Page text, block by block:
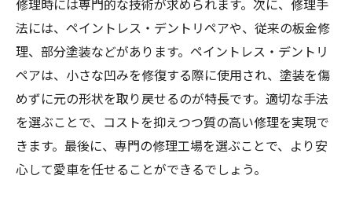
修理時には専門的な技術が求められます。次に、修理手
法には、ペイントレス・デントリペアや、従来の板金修
理、部分塗装などがあります。ペイントレス・デントリ
ペアは、小さな凹みを修復する際に使用され、塗装を傷
めずに元の形状を取り戻せるのが特長です。適切な手法
を選ぶことで、コストを抑えつつ質の高い修理を実現で
きます。最後に、専門の修理工場を選ぶことで、より安
心して愛車を任せることができるでしょう。